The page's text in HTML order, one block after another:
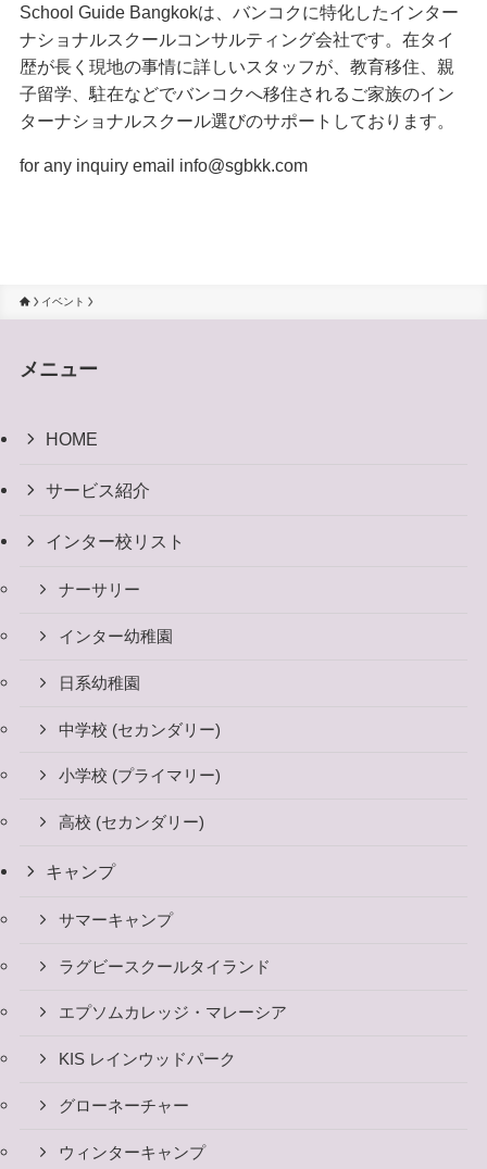
School Guide Bangkokは、バンコクに特化したインター
ナショナルスクールコンサルティング会社です。在タイ
歴が長く現地の事情に詳しいスタッフが、教育移住、親
子留学、駐在などでバンコクへ移住されるご家族のイン
ターナショナルスクール選びのサポートしております。
for any inquiry email info@sgbkk.com
イベント
メニュー
HOME
サービス紹介
インター校リスト
ナーサリー
インター幼稚園
日系幼稚園
中学校 (セカンダリー)
小学校 (プライマリー)
高校 (セカンダリー)
キャンプ
サマーキャンプ
ラグビースクールタイランド
エプソムカレッジ・マレーシア
KIS レインウッドパーク
グローネーチャー
ウィンターキャンプ